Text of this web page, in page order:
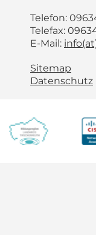
Telefon:
Telefax:
E-Mail:
Sitemap
Datenschutz